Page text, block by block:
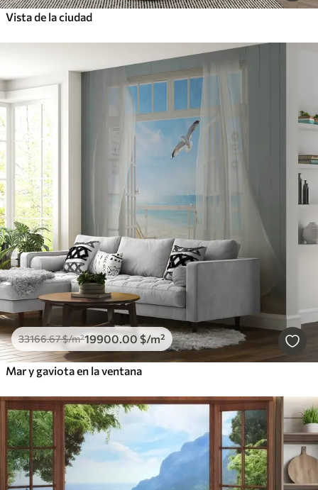
Vista de la ciudad
33166.67$/m²19900.00 $/m²
Mar y gaviota en la ventana